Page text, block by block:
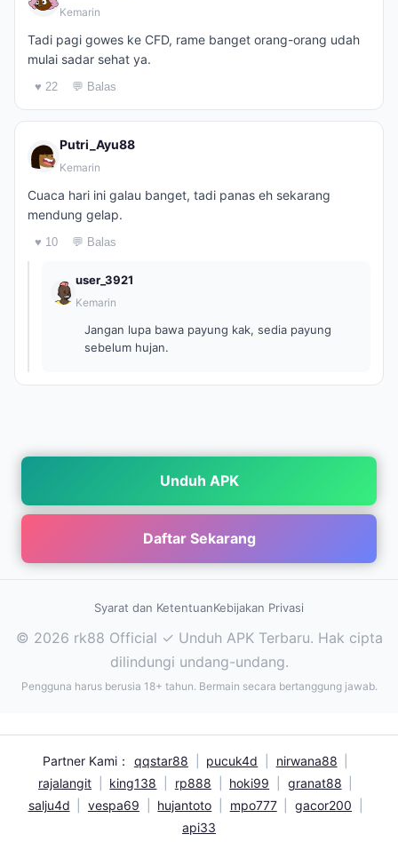
Kemarin
Tadi pagi gowes ke CFD, rame banget orang-orang udah
mulai sadar sehat ya.
♥ 22 💬 Balas
Putri_Ayu88
Kemarin
Cuaca hari ini galau banget, tadi panas eh sekarang
mendung gelap.
♥ 10 💬 Balas
user_3921
Kemarin
Jangan lupa bawa payung kak, sedia payung
sebelum hujan.
Unduh APK
Daftar Sekarang
Syarat dan KetentuanKebijakan Privasi
© 2026 rk88 Official ✓ Unduh APK Terbaru. Hak cipta
dilindungi undang-undang.
Pengguna harus berusia 18+ tahun. Bermain secara bertanggung jawab.
Partner Kami： qqstar88 pucuk4d nirwana88
rajalangit
king138 rp888 hoki99 granat88
salju4d
vespa69 hujantoto mpo777 gacor200
api33